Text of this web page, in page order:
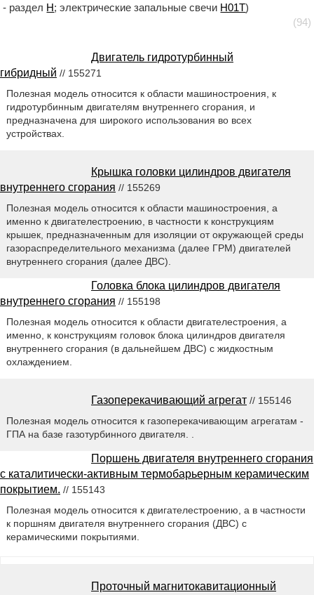
- раздел H; электрические запальные свечи H01T)
(94)
Двигатель гидротурбинный
гибридный // 155271
Полезная модель относится к области машиностроения, к
гидротурбинным двигателям внутреннего сгорания, и
предназначена для широкого использования во всех
устройствах.
Крышка головки цилиндров двигателя
внутреннего сгорания // 155269
Полезная модель относится к области машиностроения, а
именно к двигателестроению, в частности к конструкциям
крышек, предназначенным для изоляции от окружающей среды
газораспределительного механизма (далее ГРМ) двигателей
внутреннего сгорания (далее ДВС).
Головка блока цилиндров двигателя
внутреннего сгорания // 155198
Полезная модель относится к области двигателестроения, а
именно, к конструкциям головок блока цилиндров двигателя
внутреннего сгорания (в дальнейшем ДВС) с жидкостным
охлаждением.
Газоперекачивающий агрегат // 155146
Полезная модель относится к газоперекачивающим агрегатам -
ГПА на базе газотурбинного двигателя. .
Поршень двигателя внутреннего сгорания
с каталитически-активным термобарьерным керамическим
покрытием. // 155143
Полезная модель относится к двигателестроению, а в частности
к поршням двигателя внутреннего сгорания (ДВС) с
керамическими покрытиями.
Проточный магнитокавитационный